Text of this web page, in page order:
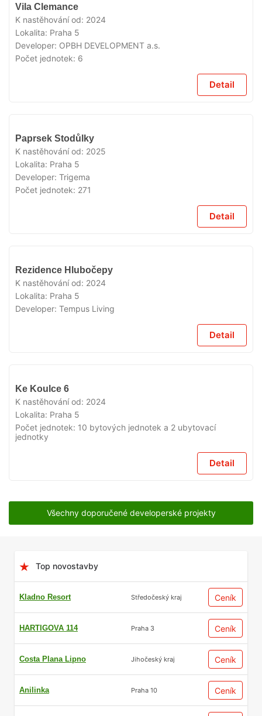
Vila Clemance
K nastěhování od: 2024
Lokalita: Praha 5
Developer: OPBH DEVELOPMENT a.s.
Počet jednotek: 6
Detail
Paprsek Stodůlky
K nastěhování od: 2025
Lokalita: Praha 5
Developer: Trigema
Počet jednotek: 271
Detail
Rezidence Hlubočepy
K nastěhování od: 2024
Lokalita: Praha 5
Developer: Tempus Living
Detail
Ke Koulce 6
K nastěhování od: 2024
Lokalita: Praha 5
Počet jednotek: 10 bytových jednotek a 2 ubytovací
jednotky
Detail
Všechny doporučené developerské projekty
Top novostavby
Kladno Resort Středočeský kraj Ceník
HARTIGOVA 114 Praha 3 Ceník
Costa Plana Lipno Jihočeský kraj Ceník
Anilinka Praha 10 Ceník